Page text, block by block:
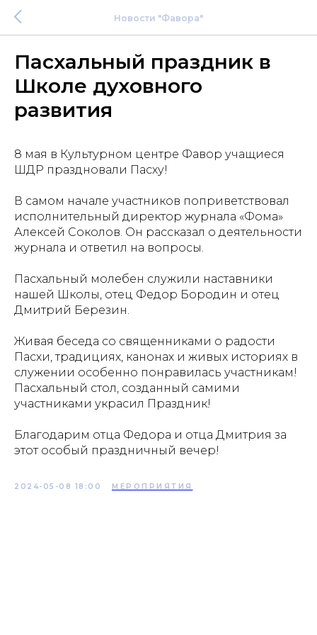
Новости "Фавора"
Пасхальный праздник в
Школе духовного
развития
8 мая в Культурном центре Фавор учащиеся
ШДР праздновали Пасху!
В самом начале участников поприветствовал
исполнительный директор журнала «Фома»
Алексей Соколов. Он рассказал о деятельности
журнала и ответил на вопросы.
Пасхальный молебен служили наставники
нашей Школы, отец Федор Бородин и отец
Дмитрий Березин.
Живая беседа со священниками о радости
Пасхи, традициях, канонах и живых историях в
служении особенно понравилась участникам!
Пасхальный стол, созданный самими
участниками украсил Праздник!
Благодарим отца Федора и отца Дмитрия за
этот особый праздничный вечер!
2024-05-08 18:00 МЕРОПРИЯТИЯ